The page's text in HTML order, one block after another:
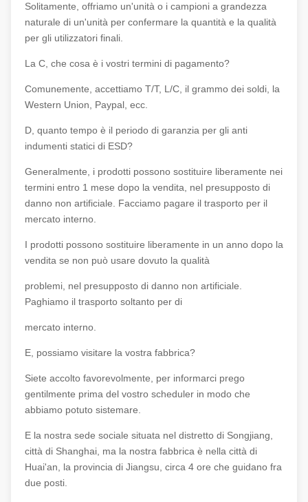
Solitamente, offriamo un'unità o i campioni a grandezza
naturale di un'unità per confermare la quantità e la qualità
per gli utilizzatori finali.
La C, che cosa è i vostri termini di pagamento?
Comunemente, accettiamo T/T, L/C, il grammo dei soldi, la
Western Union, Paypal, ecc.
D, quanto tempo è il periodo di garanzia per gli anti
indumenti statici di ESD?
Generalmente, i prodotti possono sostituire liberamente nei
termini entro 1 mese dopo la vendita, nel presupposto di
danno non artificiale. Facciamo pagare il trasporto per il
mercato interno.
I prodotti possono sostituire liberamente in un anno dopo la
vendita se non può usare dovuto la qualità
problemi, nel presupposto di danno non artificiale.
Paghiamo il trasporto soltanto per di
mercato interno.
E, possiamo visitare la vostra fabbrica?
Siete accolto favorevolmente, per informarci prego
gentilmente prima del vostro scheduler in modo che
abbiamo potuto sistemare.
E la nostra sede sociale situata nel distretto di Songjiang,
città di Shanghai, ma la nostra fabbrica è nella città di
Huai'an, la provincia di Jiangsu, circa 4 ore che guidano fra
due posti.